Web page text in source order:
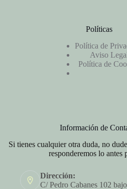
Políticas
Política de
Aviso
Política de
Información de
Si tienes cualquier otra duda, no
responderemos lo antes
Dirección:
C/ Pedro Cabanes 102